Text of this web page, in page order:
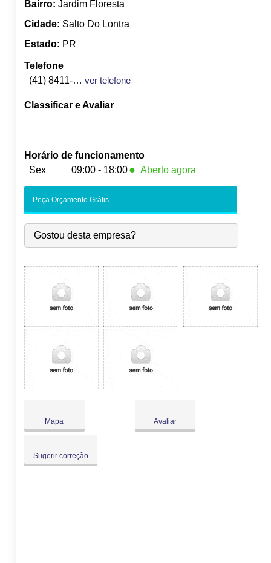
Bairro: Jardim Floresta
Cidade: Salto Do Lontra
Estado: PR
Telefone
(41) 8411-5592
ver telefone
Classificar e Avaliar
Horário de funcionamento
Sex
09:00 - 18:00 ● Aberto agora
-
Qua:
09:00-18:00
Qui:
09:00-18:00
●
Sáb:
Fechado
Dom:
Fechado
Peça Orçamento Grátis
Gostou desta empresa?
Mapa Avaliar
Sugerir correção